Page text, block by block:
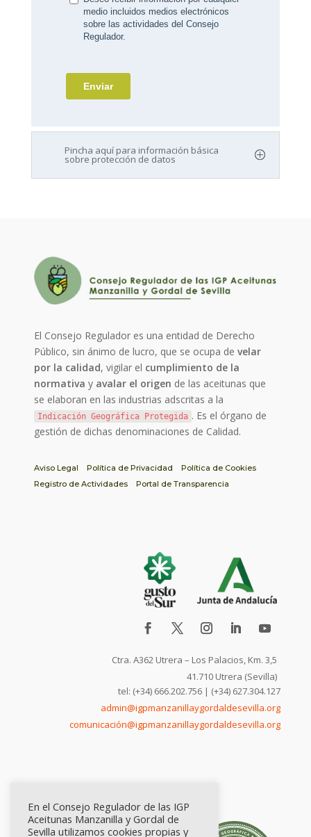
Pincha aquí para información básica
sobre protección de datos
El Consejo Regulador es una entidad de Derecho
Público, sin ánimo de lucro, que se ocupa develar
por la calidad, vigilar el cumplimiento de la
normativa y avalar el origen de las aceitunas que
se elaboran en las industrias adscritas a la
Indicación Geográfica Protegida . Es el órgano de
gestión de dichas denominaciones de Calidad.
Aviso Legal Política de Privacidad
Política de Cookies
Registro de Actividades
Portal de Transparencia
Ctra. A362 Utrera – Los Palacios, Km. 3,5
41.710 Utrera (Sevilla)
tel: (+34) 666.202.756 | (+34) 627.304.127
admin@igpmanzanillaygordaldesevilla.org
comunicación@igpmanzanillaygordaldesevilla.org
En el Consejo Regulador de las IGP
Aceitunas Manzanilla y Gordal de
Sevilla utilizamos cookies propias y